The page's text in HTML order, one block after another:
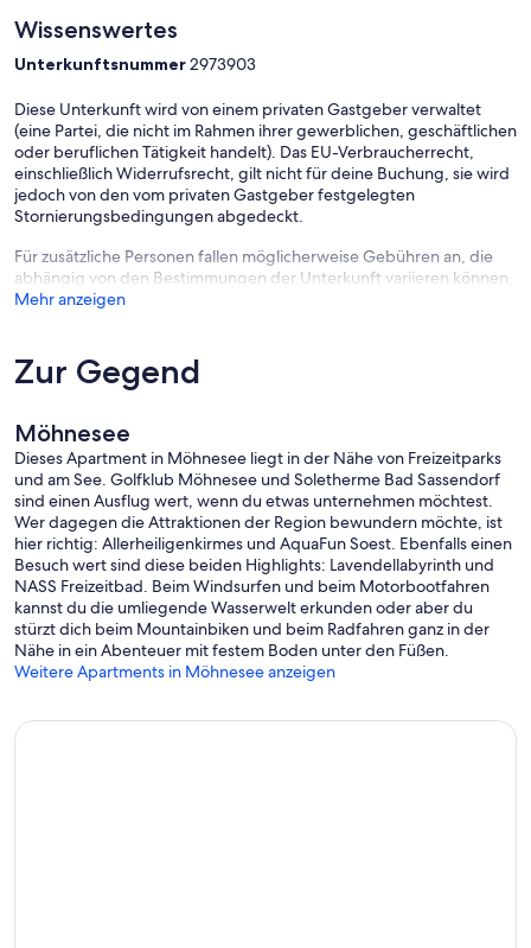
Wissenswertes
Unterkunftsnummer2973903
Diese Unterkunft wird von einem privaten Gastgeber verwaltet
(eine Partei, die nicht im Rahmen ihrer gewerblichen, geschäftlichen
oder beruflichen Tätigkeit handelt). Das EU-Verbraucherrecht,
einschließlich Widerrufsrecht, gilt nicht für deine Buchung, sie wird
jedoch von den vom privaten Gastgeber festgelegten
Stornierungsbedingungen abgedeckt.
Für zusätzliche Personen fallen möglicherweise Gebühren an, die
abhängig von den Bestimmungen der Unterkunft variieren können.
Mehr anzeigen
Zur Gegend
Möhnesee
Dieses Apartment in Möhnesee liegt in der Nähe von Freizeitparks
und am See. Golfklub Möhnesee und Soletherme Bad Sassendorf
sind einen Ausflug wert, wenn du etwas unternehmen möchtest.
Wer dagegen die Attraktionen der Region bewundern möchte, ist
hier richtig: Allerheiligenkirmes und AquaFun Soest. Ebenfalls einen
Besuch wert sind diese beiden Highlights: Lavendellabyrinth und
NASS Freizeitbad. Beim Windsurfen und beim Motorbootfahren
kannst du die umliegende Wasserwelt erkunden oder aber du
stürzt dich beim Mountainbiken und beim Radfahren ganz in der
Nähe in ein Abenteuer mit festem Boden unter den Füßen.
Weitere Apartments in Möhnesee anzeigen